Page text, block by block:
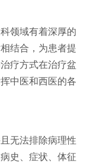
领域有着深厚的
结合，为患者提
疗方式在治疗盆
中医和西医的各
无法排除病理性
史、症状、体征